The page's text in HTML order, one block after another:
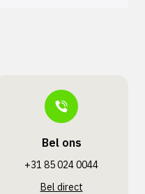
Bel ons
+31 85 024 0044
Bel direct